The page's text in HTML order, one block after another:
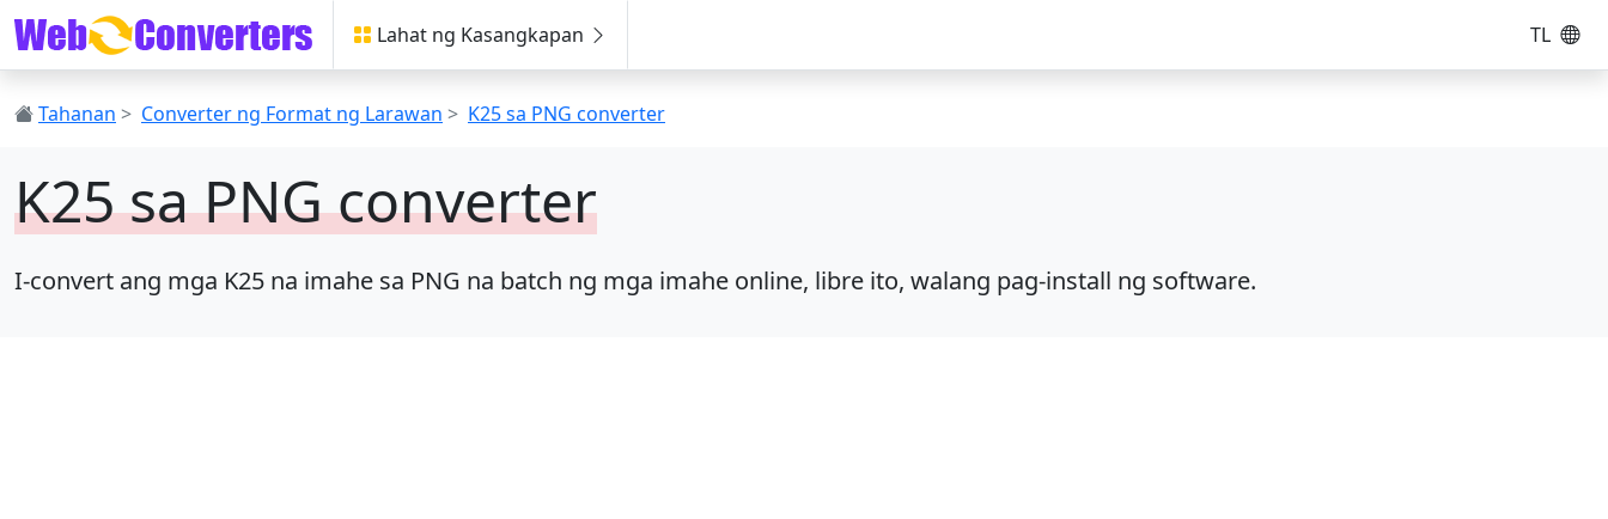
Lahat ng Kasangkapan TL
Tahanan > Converter ng Format ng Larawan > K25 sa PNG converter
K25 sa PNG converter
I-convert ang mga K25 na imahe sa PNG na batch ng mga imahe online, libre ito, walang pag-install ng software.